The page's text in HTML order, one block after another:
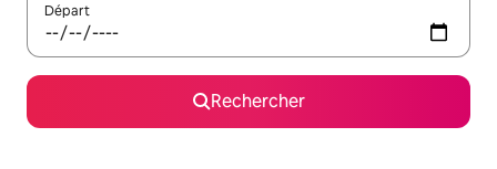
Départ
Rechercher